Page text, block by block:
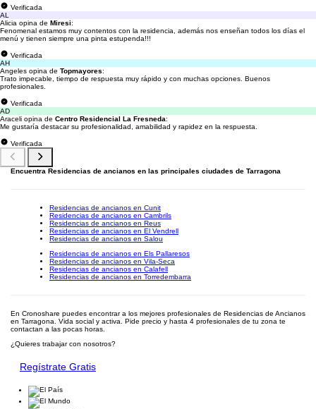
Verificada
AL
Alicia opina de Miresi:
Fenomenal estamos muy contentos con la residencia, además nos enseñan todos los días el
menú y tienen siempre una pinta estupenda!!!
Verificada
AH
Angeles opina de Topmayores:
Trato impecable, tiempo de respuesta muy rápido y con muchas opciones. Buenos
profesionales.
Verificada
AD
Araceli opina de Centro Residencial La Fresneda:
Me gustaría destacar su profesionalidad, amabilidad y rapidez en la respuesta.
Verificada
Encuentra Residencias de ancianos en las principales ciudades de Tarragona
Residencias de ancianos en Cunit
Residencias de ancianos en Cambrils
Residencias de ancianos en Reus
Residencias de ancianos en El Vendrell
Residencias de ancianos en Salou
Residencias de ancianos en Els Pallaresos
Residencias de ancianos en Vila-Seca
Residencias de ancianos en Calafell
Residencias de ancianos en Torredembarra
En Cronoshare puedes encontrar a los mejores profesionales de Residencias de Ancianos
en Tarragona. Vida social y activa. Pide precio y hasta 4 profesionales de tu zona te
contactan a las pocas horas.
¿Quieres trabajar con nosotros?
Regístrate Gratis